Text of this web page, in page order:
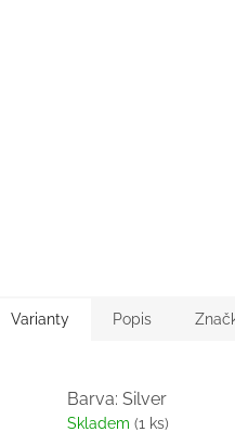
Varianty Popis
Barva: Silver
Skladem (1 ks)